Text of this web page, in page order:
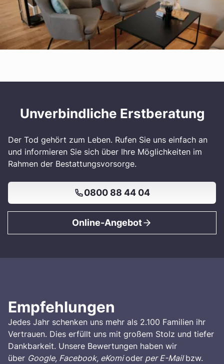
Unverbindliche Erstberatung
Der Tod gehört zum Leben. Rufen Sie uns einfach an
und informieren Sie sich über Ihre Möglichkeiten im
Rahmen der Bestattungsvorsorge.
0800 88 44 04
Online-Angebot
Empfehlungen
Jedes Jahr schenken uns mehr als 2.100 Familien ihr
Vertrauen. Dies erfüllt uns mit großem Stolz und tiefer
Dankbarkeit. Unsere Bewertungen haben wir
über Google, Facebook, eKomioder per E-Mailbzw.